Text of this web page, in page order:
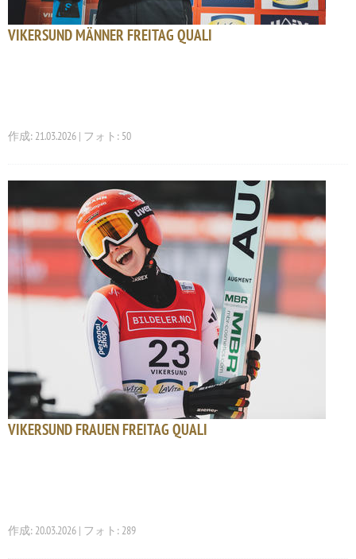
VIKERSUND MÄNNER FREITAG QUALI
作成: 21.03.2026 | フォト: 50
VIKERSUND FRAUEN FREITAG QUALI
作成: 20.03.2026 | フォト: 289